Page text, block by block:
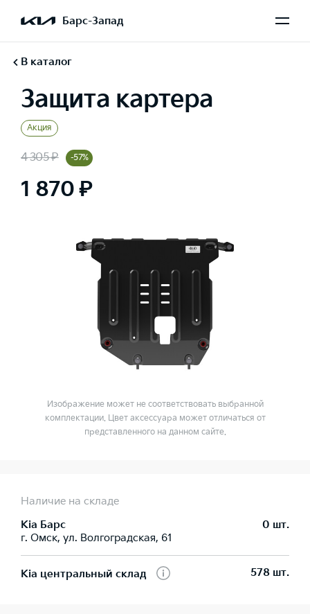
Барс-Запад
В каталог
Защита картера
Акция
4 305 ₽ -57%
1 870 ₽
Изображение может не соответствовать выбранной
комплектации. Цвет аксессуара может отличаться от
представленного на данном сайте.
Наличие на складе
Kia Барс
г. Омск, ул. Волгоградская, 61
0 шт.
Kia центральный склад 578 шт.